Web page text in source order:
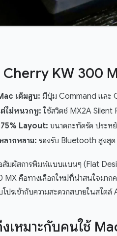
KW 300
เต็มสูบ: มีปุ่ม Command และ
ไม่หนวกหู: ใช้สวิตช์ MX2A
Layout: ขนาดกะทัดรัด ประห
ลากหลาย: รองรับ Bluetooth สูงสุ
อสัมผัสการพิมพ์แบบแบนๆ (Flat
MX คือทางเลือกใหม่ที่น่าสนใจมา
ปรเข้ากับความสะดวกสบายในสไตล์
เหมาะกับคนใช้